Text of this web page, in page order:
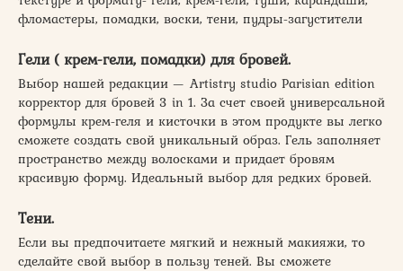
фломастеры, помадки, воски, тени, пудры-загустители
Гели ( крем-гели, помадки) для бровей.
Выбор нашей редакции — Artistry studio Parisian edition
корректор для бровей 3 in 1. За счет своей универсальной
формулы крем-геля и кисточки в этом продукте вы легко
сможете создать свой уникальный образ. Гель заполняет
пространство между волосками и придает бровям
красивую форму. Идеальный выбор для редких бровей.
Тени.
Если вы предпочитаете мягкий и нежный макияжи, то
сделайте свой выбор в пользу теней. Вы сможете